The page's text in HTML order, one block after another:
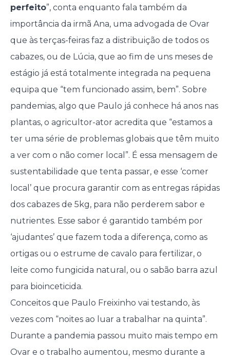
perfeito”, conta enquanto fala também da
importância da irmã Ana, uma advogada de Ovar
que às terças-feiras faz a distribuição de todos os
cabazes, ou de Lúcia, que ao fim de uns meses de
estágio já está totalmente integrada na pequena
equipa que “tem funcionado assim, bem”. Sobre
pandemias, algo que Paulo já conhece há anos nas
plantas, o agricultor-ator acredita que “estamos a
ter uma série de problemas globais que têm muito
a ver com o não comer local”. É essa mensagem de
sustentabilidade que tenta passar, e esse ‘comer
local’ que procura garantir com as entregas rápidas
dos cabazes de 5kg, para não perderem sabor e
nutrientes. Esse sabor é garantido também por
‘ajudantes’ que fazem toda a diferença, como as
ortigas ou o estrume de cavalo para fertilizar, o
leite como fungicida natural, ou o sabão barra azul
para bioinceticida.
Conceitos que Paulo Freixinho vai testando, às
vezes com “noites ao luar a trabalhar na quinta”.
Durante a pandemia passou muito mais tempo em
Ovar e o trabalho aumentou, mesmo durante a